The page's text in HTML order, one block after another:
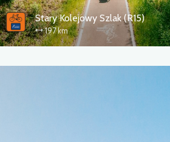
Stary Kolejowy Szlak (R15)
197 km